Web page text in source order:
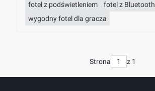
fotel z podświetleniem
fotel z Bluetooth
wygodny fotel dla gracza
Strona z 1